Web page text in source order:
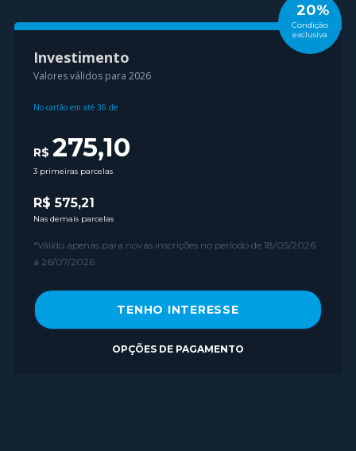
Condição
exclusiva
20%
Investimento
Valores válidos para 2026
No cartão em até 36 de
R$ 275,10
3 primeiras parcelas
R$575,21
Nas demais parcelas
*Válido apenas para novas inscrições no período de 18/05/2026
a 26/07/2026.
TENHO INTERESSE
OPÇÕES DE PAGAMENTO